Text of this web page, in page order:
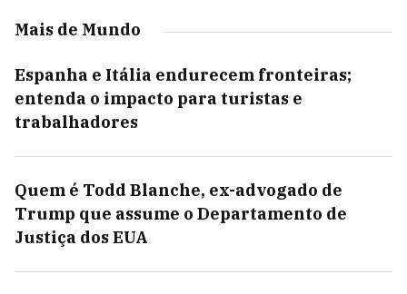
Mais de Mundo
Espanha e Itália endurecem fronteiras;
entenda o impacto para turistas e
trabalhadores
Quem é Todd Blanche, ex-advogado de
Trump que assume o Departamento de
Justiça dos EUA